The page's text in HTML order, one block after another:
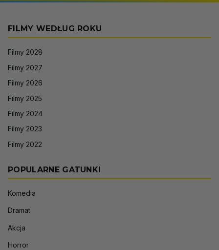
FILMY WEDŁUG ROKU
Filmy 2028
Filmy 2027
Filmy 2026
Filmy 2025
Filmy 2024
Filmy 2023
Filmy 2022
POPULARNE GATUNKI
Komedia
Dramat
Akcja
Horror